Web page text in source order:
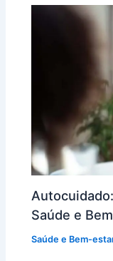
Saúde e
Saúde e Bem-